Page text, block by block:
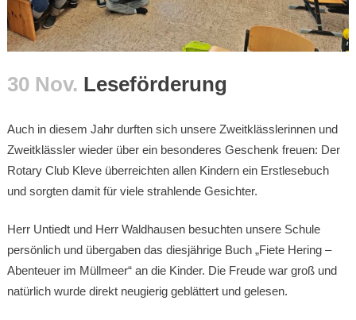
30 Nov. Leseförderung
Auch in diesem Jahr durften sich unsere Zweitklässlerinnen und
Zweitklässler wieder über ein besonderes Geschenk freuen: Der
Rotary Club Kleve überreichten allen Kindern ein Erstlesebuch
und sorgten damit für viele strahlende Gesichter.
Herr Untiedt und Herr Waldhausen besuchten unsere Schule
persönlich und übergaben das diesjährige Buch „Fiete Hering –
Abenteuer im Müllmeer“ an die Kinder. Die Freude war groß und
natürlich wurde direkt neugierig geblättert und gelesen.